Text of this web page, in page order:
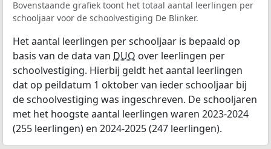
Bovenstaande grafiek toont het totaal aantal leerlingen per
schooljaar voor de schoolvestiging De Blinker.
Het aantal leerlingen per schooljaar is bepaald op
basis van de data van DUO over leerlingen per
schoolvestiging. Hierbij geldt het aantal leerlingen
dat op peildatum 1 oktober van ieder schooljaar bij
de schoolvestiging was ingeschreven. De schooljaren
met het hoogste aantal leerlingen waren 2023-2024
(255 leerlingen) en 2024-2025 (247 leerlingen).